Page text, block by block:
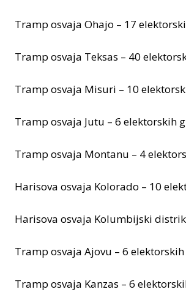
Tramp osvaja Ohajo – 17
Tramp osvaja Teksas – 40
Tramp osvaja Misuri – 10
Tramp osvaja Jutu – 6 elektorskih
Tramp osvaja Montanu – 4
Harisova osvaja Kolorado – 10
Harisova osvaja Kolumbijski
Tramp osvaja Ajovu – 6
Tramp osvaja Kanzas – 6